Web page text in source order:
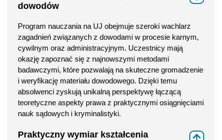
dowodów
Program nauczania na UJ obejmuje szeroki wachlarz
zagadnień związanych z dowodami w procesie karnym,
cywilnym oraz administracyjnym. Uczestnicy mają
okazję zapoznać się z najnowszymi metodami
badawczymi, które pozwalają na skuteczne gromadzenie
i weryfikację materiału dowodowego. Dzięki temu
absolwenci zyskują unikalną perspektywę łączącą
teoretyczne aspekty prawa z praktycznymi osiągnięciami
nauk sądowych i kryminalistyki.
Praktyczny wymiar kształcenia